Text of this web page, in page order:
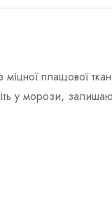
плащової
у морози,